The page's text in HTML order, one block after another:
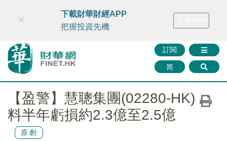
財華智庫網 FINTV FINMETA 財華證券 媒體矩陣
訂閱
简
×
下載財華財經APP
把握投資先機
【盈警】慧聰集團(02280-HK)
料半年虧損約2.3億至2.5億
原創